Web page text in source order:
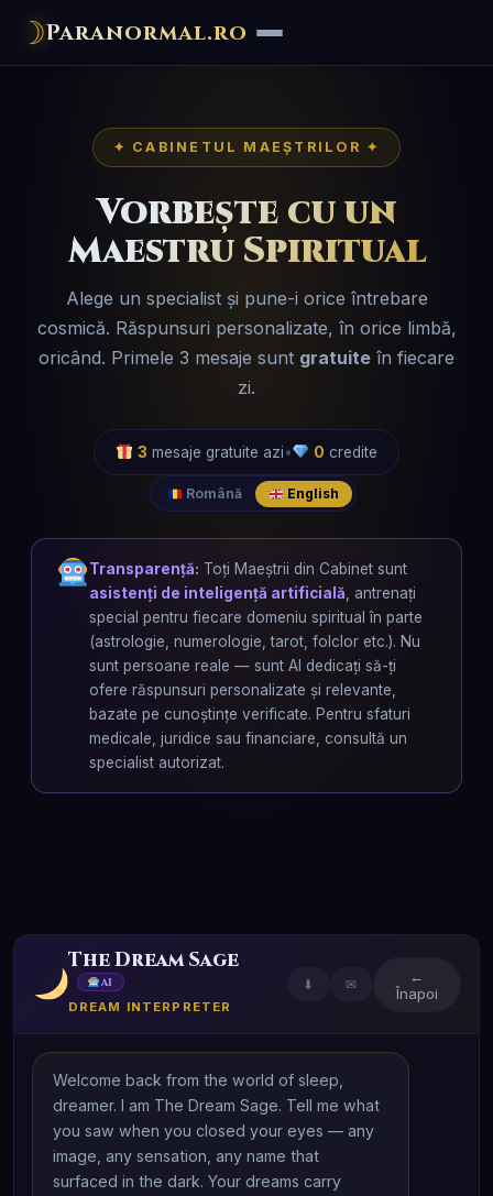
☽Paranormal.ro
✦ CABINETUL MAEȘTRILOR ✦
Vorbește cu un
Maestru Spiritual
Alege un specialist și pune-i orice întrebare
cosmică. Răspunsuri personalizate, în orice limbă,
oricând. Primele 3 mesaje sunt gratuite în fiecare
zi.
3 mesaje gratuite azi• 0 credite
Română English
Transparență: Toți Maeștrii din Cabinet sunt
asistenți de inteligență artificială, antrenați
special pentru fiecare domeniu spiritual în parte
(astrologie, numerologie, tarot, folclor etc.). Nu
sunt persoane reale — sunt AI dedicați să-ți
ofere răspunsuri personalizate și relevante,
bazate pe cunoștințe verificate. Pentru sfaturi
medicale, juridice sau financiare, consultă un
specialist autorizat.
The Dream Sage
AI
DREAM INTERPRETER
⬇ ✉
←
Înapoi
Welcome back from the world of sleep,
dreamer. I am The Dream Sage. Tell me what
you saw when you closed your eyes — any
image, any sensation, any name that
surfaced in the dark. Your dreams carry